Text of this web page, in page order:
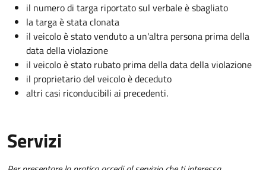
il numero di targa riportato sul verbale è sbagliato
la targa è stata clonata
il veicolo è stato venduto a un'altra persona prima della
data della violazione
il veicolo è stato rubato prima della data della violazione
il proprietario del veicolo è deceduto
altri casi riconducibili ai precedenti.
Servizi